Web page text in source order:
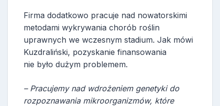
Firma dodatkowo pracuje nad nowatorskimi
metodami wykrywania chorób roślin
uprawnych we wczesnym stadium. Jak mówi
Kuzdraliński, pozyskanie finansowania
nie było dużym problemem.
– Pracujemy nad wdrożeniem genetyki do
rozpoznawania mikroorganizmów, które